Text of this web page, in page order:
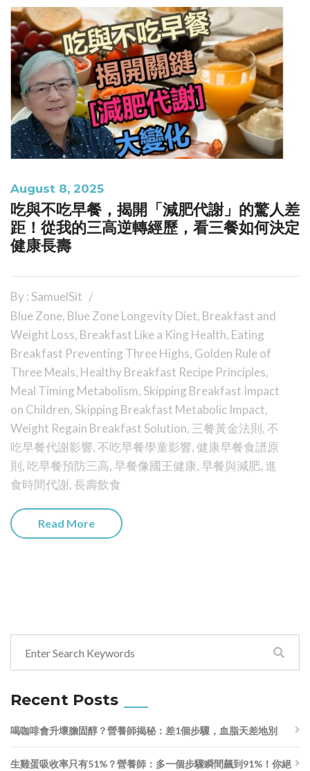
August 8, 2025
吃與不吃早餐，揭開「減肥代謝」的驚人差
距！從我的三高逆轉經歷，看三餐如何決定
健康長壽
By : SamuelSit
Blue Zone, Blue Zone Longevity Diet, Breakfast and
Weight Loss, Breakfast Like a King Health, Eating
Breakfast Preventing Three Highs, Golden Rule of
Three Meals, Healthy Breakfast Recipe Principles,
Meal Timing Metabolism, Skipping Breakfast Impact
on Children, Skipping Breakfast Metabolic Impact,
Weight Regain Breakfast Solution, 三餐黃金法則, 不
吃早餐代謝影響, 不吃早餐學童影響,健康早餐食譜原
則, 吃早餐預防三高,早餐像國王健康,早餐與減肥, 進
食時間代謝,長壽飲食
Read More
Recent Posts
喝咖啡會升壞膽固醇？營養師揭秘：差1個步驟，血脂天差地別
生雞蛋吸收率只有51%？營養師：多一個步驟瞬間飆到91%！你絕